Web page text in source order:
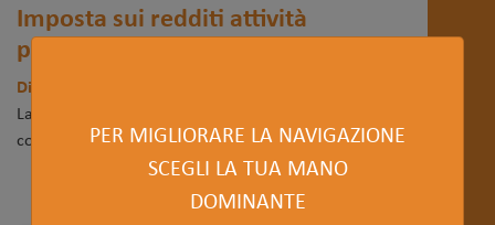
Imposta sui redditi attività
produttive (IRAP)
Dichiarazione dei redditi
La sezione commercialista dello Studio DMZ fornisce
consulenza e assistenza fiscale a
PER MIGLIORARE LA NAVIGAZIONE
SCEGLI LA TUA MANO
DOMINANTE